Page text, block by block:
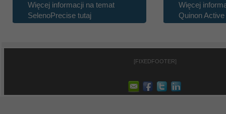
Więcej informacji na temat
SelenoPrecise tutaj
Więcej
Quinon
[FIXEDFOOTER]